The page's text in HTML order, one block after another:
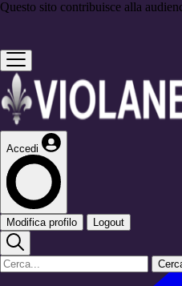
Questo sito contribuisce alla
Accedi
Modifica profilo Logout